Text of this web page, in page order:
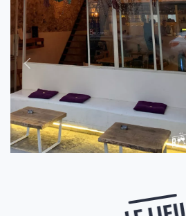
Précédent